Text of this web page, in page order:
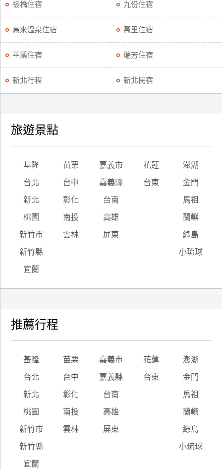
板橋住宿 九份住宿
烏來溫泉住宿 萬里住宿
平溪住宿 瑞芳住宿
新北行程 新北民宿
旅遊景點
基隆 苗栗 嘉義市 花蓮 澎湖
台北 台中 嘉義縣 台東 金門
新北 彰化 台南 馬祖
桃園 南投 高雄 蘭嶼
新竹市 雲林 屏東 綠島
新竹縣 小琉球
宜蘭
推薦行程
基隆 苗栗 嘉義市 花蓮 澎湖
台北 台中 嘉義縣 台東 金門
新北 彰化 台南 馬祖
桃園 南投 高雄 蘭嶼
新竹市 雲林 屏東 綠島
新竹縣 小琉球
宜蘭